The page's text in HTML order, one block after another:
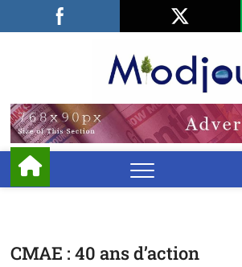
Facebook
LinkedIn
CMAE : 40 ans d’action